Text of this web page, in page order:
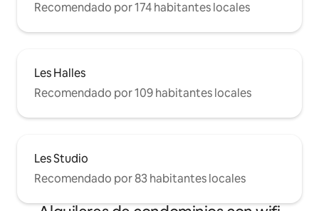
Recomendado por 174 habitantes locales
Les Halles
Recomendado por 109 habitantes locales
Les Studio
Recomendado por 83 habitantes locales